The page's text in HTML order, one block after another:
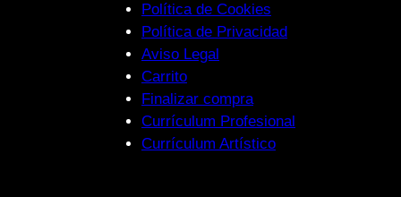
Política de Cookies
Política de Privacidad
Aviso Legal
Carrito
Finalizar compra
Currículum Profesional
Currículum Artístico